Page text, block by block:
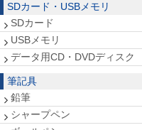
SDカード・USBメモリ
SDカード
USBメモリ
データ用CD・DVDディスク
筆記具
鉛筆
シャープペン